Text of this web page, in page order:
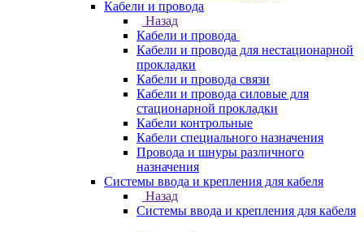
Кабели и провода
Назад
Кабели и провода
Кабели и провода для нестационарной
прокладки
Кабели и провода связи
Кабели и провода силовые для
стационарной прокладки
Кабели контрольные
Кабели специального назначения
Провода и шнуры различного
назначения
Системы ввода и крепления для кабеля
Назад
Системы ввода и крепления для кабеля